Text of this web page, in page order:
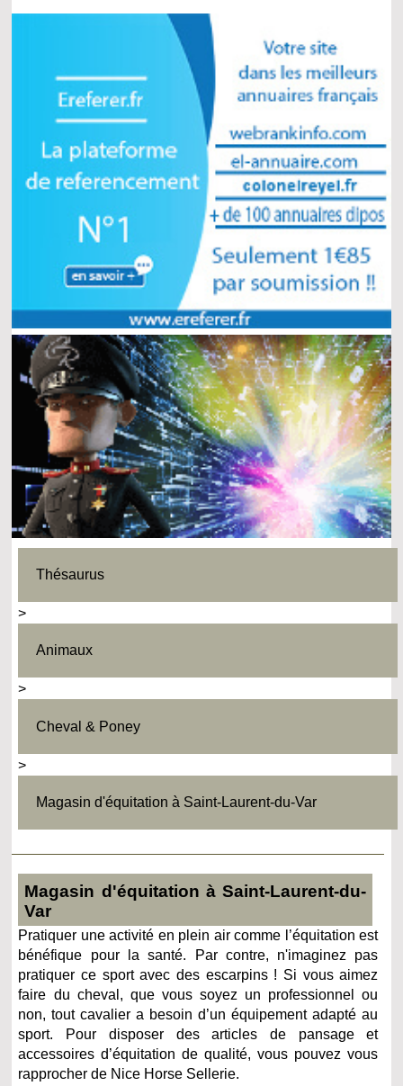
Thésaurus
>
Animaux
>
Cheval & Poney
>
Magasin d'équitation à Saint-Laurent-du-Var
Magasin d'équitation à Saint-Laurent-du-
Var
Pratiquer une activité en plein air comme l’équitation est
bénéfique pour la santé. Par contre, n'imaginez pas
pratiquer ce sport avec des escarpins ! Si vous aimez
faire du cheval, que vous soyez un professionnel ou
non, tout cavalier a besoin d’un équipement adapté au
sport. Pour disposer des articles de pansage et
accessoires d’équitation de qualité, vous pouvez vous
rapprocher de Nice Horse Sellerie.